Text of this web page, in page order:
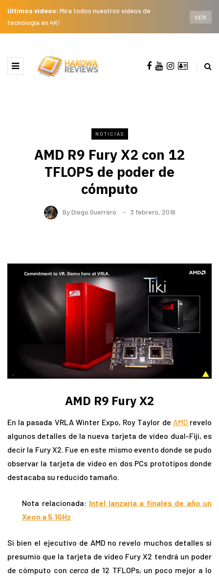
Últimos videos: Mira todos nuestros videos de
tecnología en 4K!
VER
NOTICIAS
AMD R9 Fury X2 con 12
TFLOPS de poder de
cómputo
ByDiego Guerrero 3 febrero, 2016
AMD R9 Fury X2
En la pasada VRLA Winter Expo, Roy Taylor de AMD revelo
algunos detalles de la nueva tarjeta de vídeo dual-Fiji, es
decir la Fury X2. Fue en este mismo evento donde se pudo
observar la tarjeta de vídeo en dos PCs prototipos donde
destacaba su reducido tamaño.
Nota relacionada: Intel lanzaría a finales de año un
Xeon a 5.1GHz
Si bien el ejecutivo de AMD no revelo muchos detalles si
presumio que la tarjeta de vídeo Fury X2 tendrá un poder
de cómputo con cerca de 12 TFLOPs, un poco mejor a lo